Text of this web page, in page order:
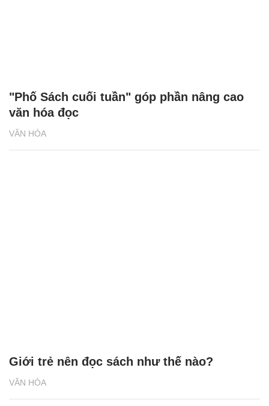
VĂN HÓA
"Phố Sách cuối tuần" góp phần nâng cao
văn hóa đọc
VĂN HÓA
Giới trẻ nên đọc sách như thế nào?